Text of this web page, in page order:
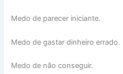
Medo de parecer iniciante.
Medo de gastar dinheiro errado.
Medo de não conseguir.